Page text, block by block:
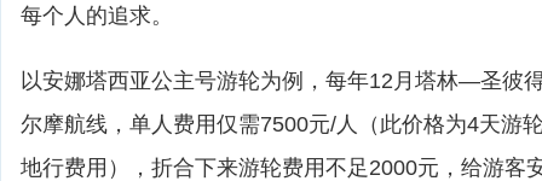
每个人的追求。
以安娜塔西亚公主号游轮为例，每年12月塔林—圣
尔摩航线，单人费用仅需7500元/人（此价格为4天游
地行费用），折合下来游轮费用不足2000元，给游客